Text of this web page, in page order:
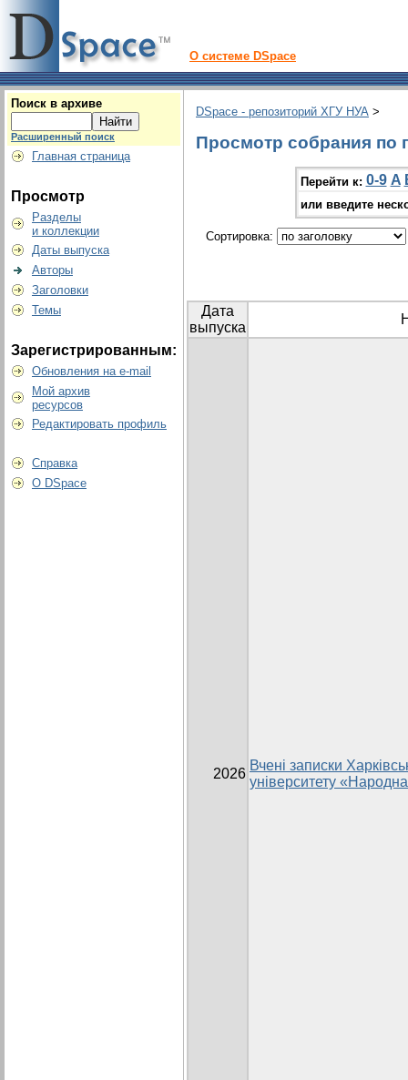
О системе DSpace
Поиск в архиве
Расширенный поиск
Главная страница
Просмотр
Разделы
и коллекции
Даты выпуска
Авторы
Заголовки
Темы
Зарегистрированным:
Обновления на e-mail
Мой архив
ресурсов
Редактировать профиль
Справка
О DSpace
DSpace - репозиторий ХГУ НУА >
Просмотр собрания по
Перейти к: 0-9 A
или введите
Сортировка:
Дата
выпуска
2026
Вчені записки
університету